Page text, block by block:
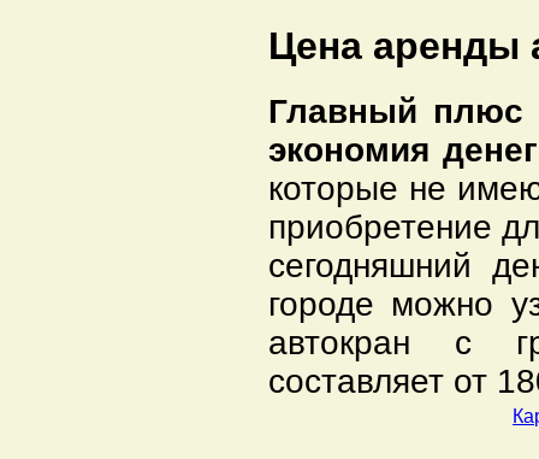
Цена аренды
Главный плюс
экономия денег
которые не
приобретение
сегодняшний
городе можно
автокран с
составляет от